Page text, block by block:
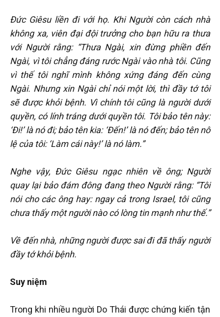
Đức Giêsu liền đi với họ. Khi Người còn cách nhà
không xa, viên đại đội trưởng cho bạn hữu ra thưa
với Người rằng: “Thưa Ngài, xin đừng phiền đến
Ngài, vì tôi chẳng đáng rước Ngài vào nhà tôi. Cũng
vì thế tôi nghĩ mình không xứng đáng đến cùng
Ngài. Nhưng xin Ngài chỉ nói một lời, thì đầy tớ tôi
sẽ được khỏi bệnh. Vì chính tôi cũng là người dưới
quyền, có lính tráng dưới quyền tôi. Tôi bảo tên này:
‘Đi!’ là nó đi; bảo tên kia: ‘Đến!’ là nó đến; bảo tên nô
lệ của tôi: ‘Làm cái này!’ là nó làm.”
Nghe vậy, Đức Giêsu ngạc nhiên về ông; Người
quay lại bảo đám đông đang theo Người rằng: “Tôi
nói cho các ông hay: ngay cả trong Israel, tôi cũng
chưa thấy một người nào có lòng tin mạnh như thế.”
Về đến nhà, những người được sai đi đã thấy người
đầy tớ khỏi bệnh.
Suy niệm
Trong khi nhiều người Do Thái được chứng kiến tận